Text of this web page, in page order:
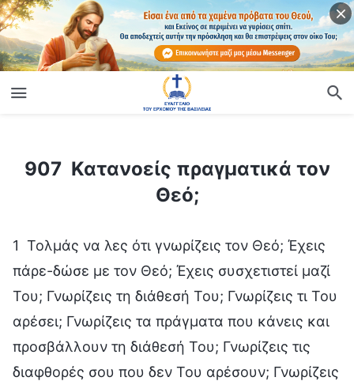
907 Κατανοείς πραγματικά τον Θεό;
907 Κατανοείς πραγματικά τον
Θεό;
1 Τολμάς να λες ότι γνωρίζεις τον Θεό; Έχεις
πάρε-δώσε με τον Θεό; Έχεις συσχετιστεί μαζί
Του; Γνωρίζεις τη διάθεσή Του; Γνωρίζεις τι Του
αρέσει; Γνωρίζεις τα πράγματα που κάνεις και
προσβάλλουν τη διάθεσή Του; Γνωρίζεις τις
διαφθορές σου που δεν Του αρέσουν; Γνωρίζεις